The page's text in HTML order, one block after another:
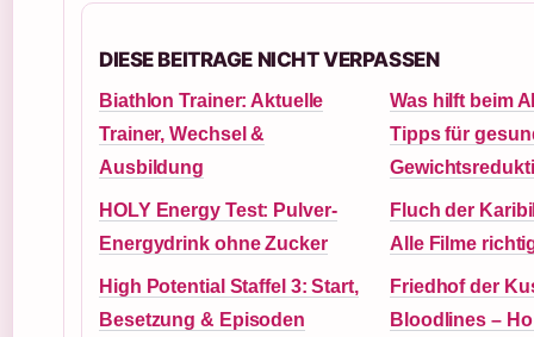
DIESE BEITRAGE NICHT VERPASSEN
Biathlon Trainer: Aktuelle
Trainer, Wechsel &
Ausbildung
Was hilft beim
Tipps für
HOLY Energy Test: Pulver-
Energydrink ohne Zucker
Fluch der
Alle Filme
High Potential Staffel 3: Start,
Besetzung & Episoden
Friedhof der
Bloodlines –